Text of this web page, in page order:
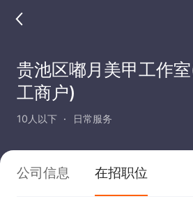
贵池区嘟月美甲工作
工商户)
10人以下 日常服务
公司信息 在招职位